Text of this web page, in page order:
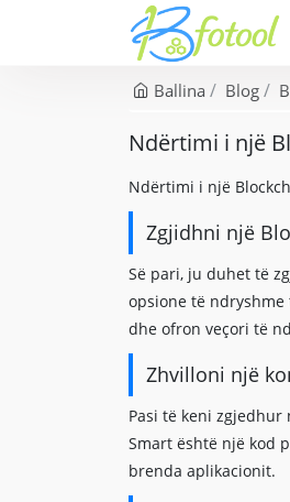
Ballina Blog
Ndërtimi i një
Ndërtimi i një
Zgjidhni një
Së pari, ju duhet të
opsione të ndryshme
dhe ofron veçori të
Zhvilloni një
Pasi të keni
Smart është një kod
brenda aplikacionit.